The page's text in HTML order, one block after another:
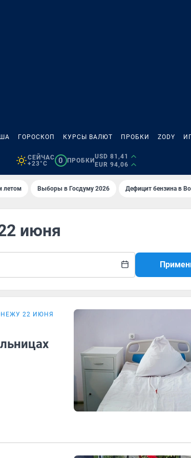
ГОРОСКОП КУРСЫ ВАЛЮТ ПРОБКИ ZODY
СЕЙЧАС
+23°C
0 ПРОБКИ
USD 81,41
EUR 94,06
летом Выборы в Госдуму 2026 Дефицит бензина в
июня
22 ИЮНЯ